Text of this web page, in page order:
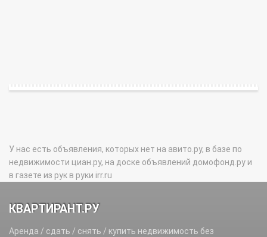
У нас есть объявления, которых нет на авито.ру, в базе по
недвижимости циан.ру, на доске объявлений домофонд.ру и
в газете из рук в руки irr.ru
КВАРТИРАНТ.РУ
Аренда / сдать / снять / купить недвижимость без